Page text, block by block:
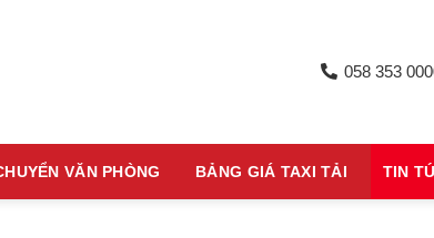
058 353
VĂN PHÒNG BẢNG GIÁ TAXI TẢI TIN